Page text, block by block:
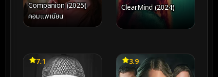
Companion (2025)
คอมแพเนียน
ClearMind (2024)
7.1 3.9